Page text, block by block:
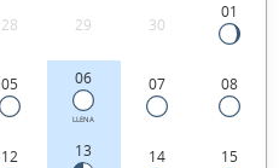
Argentina.
28 29 30
01
05 06
LLENA
07 08
12 13 14 15